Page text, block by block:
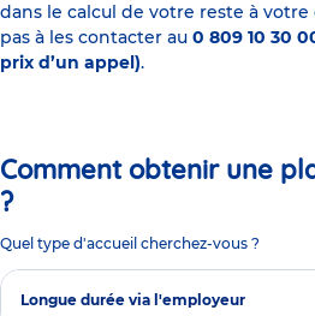
dans le calcul de votre reste à votre
pas à les contacter au 0 809 10 30
prix d’un appel).
Comment obtenir une
?
Quel type d'accueil cherchez-vous ?
Longue durée via l'employeur